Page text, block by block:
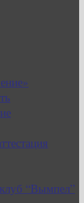
“Вымпел”